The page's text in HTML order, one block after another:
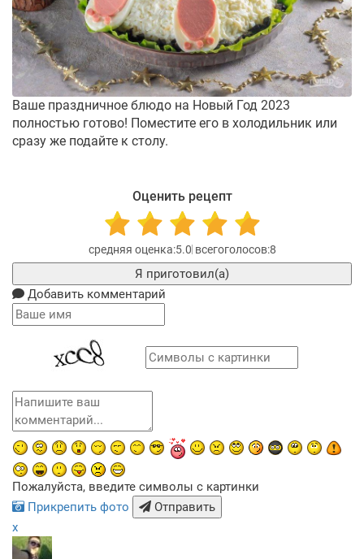
Ваше праздничное блюдо на Новый Год 2023
полностью готово! Поместите его в холодильник или
сразу же подайте к столу.
Оценить рецепт
5.0 8
Я приготовил(а)
Добавить комментарий
Пожалуйста, введите символы с картинки
Прикрепить фото
Отправить
x